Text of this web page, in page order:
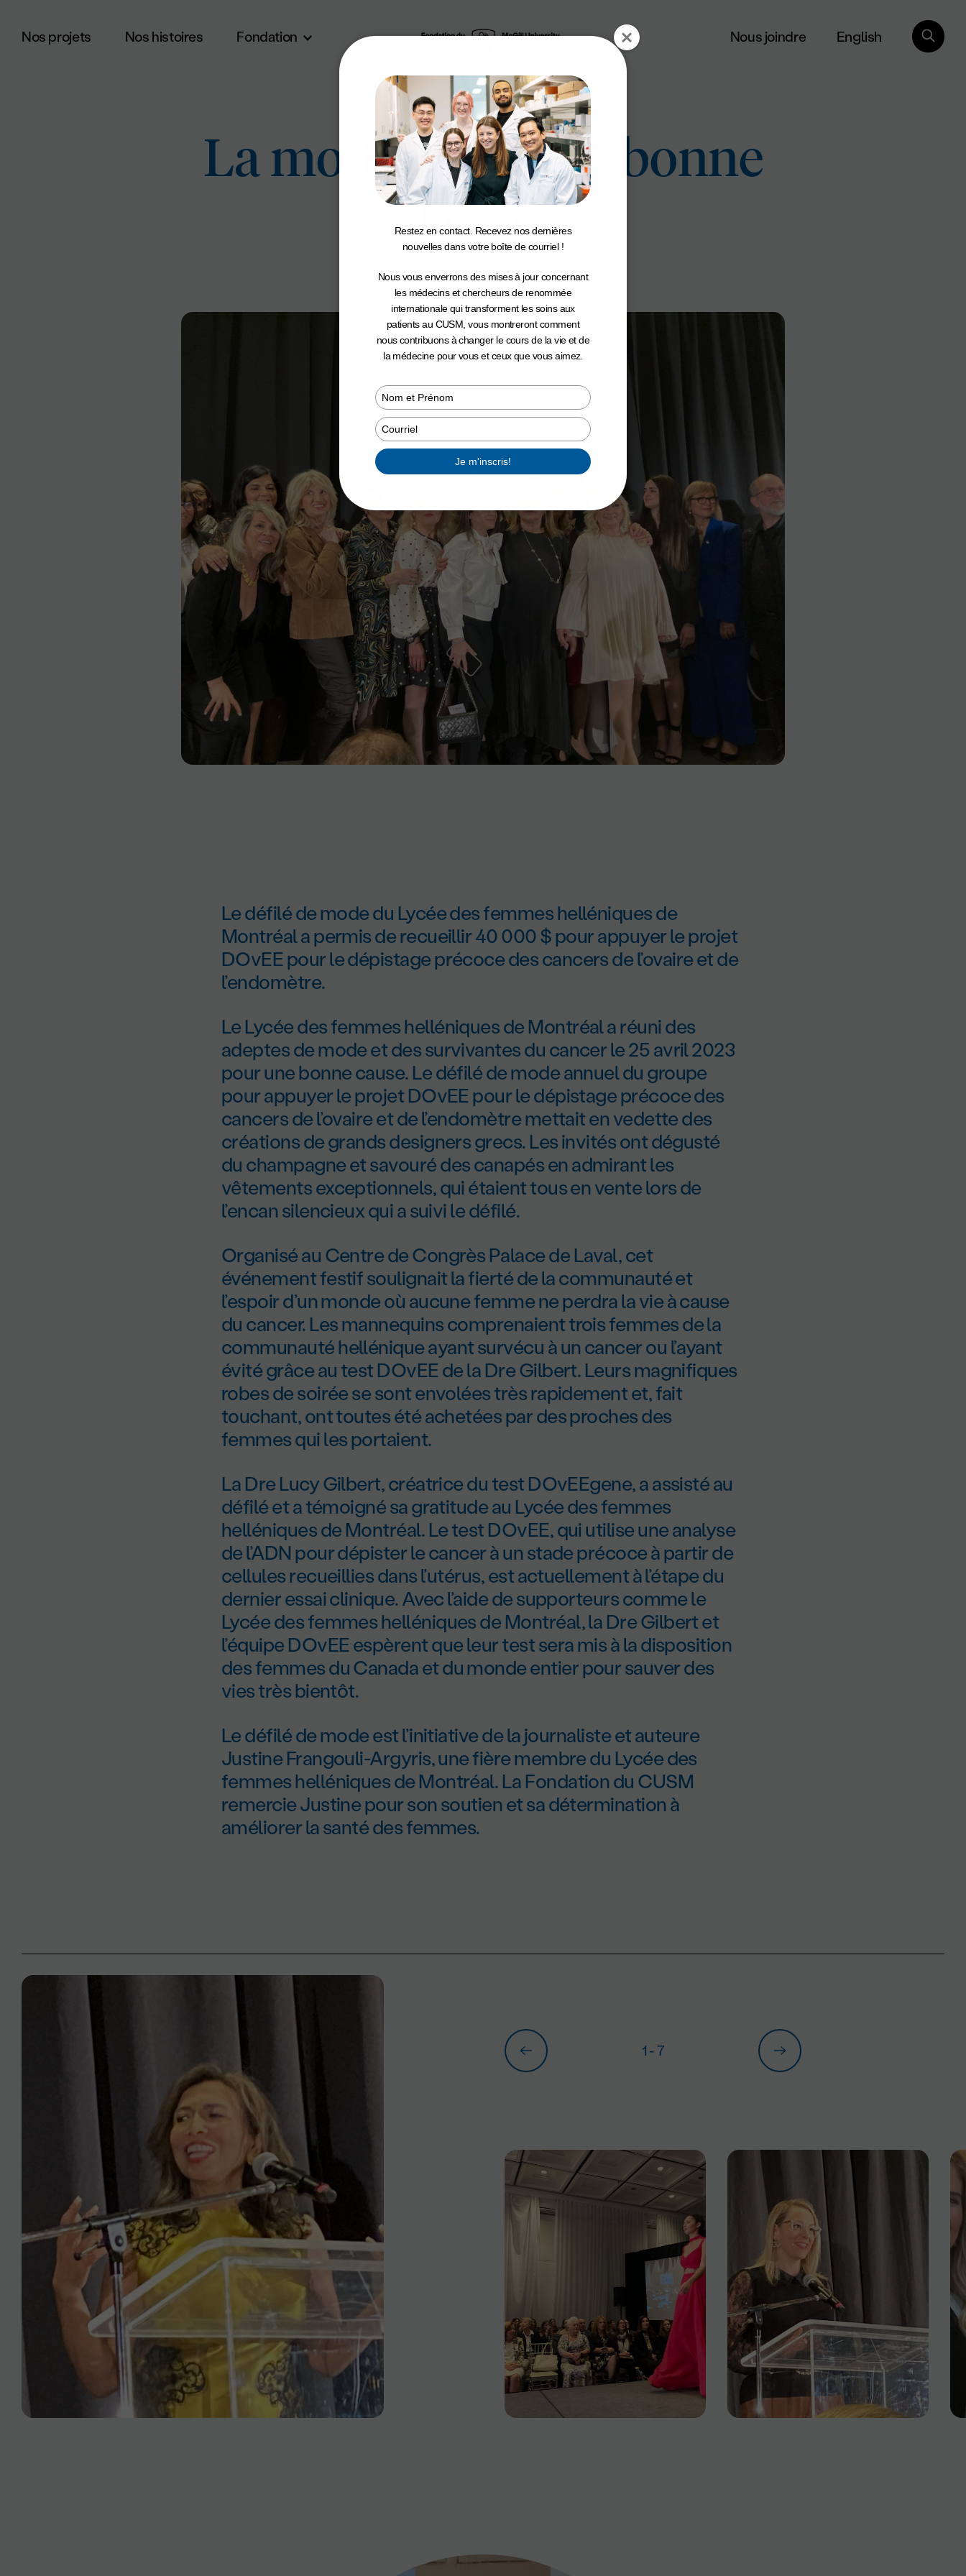
Aller au contenu principal
Nos projets Nos histoires Fondation Nous joindre English
La mode pour une bonne
cause
Le défilé de mode du Lycée des femmes helléniques de
Montréal a permis de recueillir 40 000 $ pour appuyer le projet
DOvEE pour le dépistage précoce des cancers de l’ovaire et de
l’endomètre.
Le Lycée des femmes helléniques de Montréal a réuni des
adeptes de mode et des survivantes du cancer le 25 avril 2023
pour une bonne cause. Le défilé de mode annuel du groupe
pour appuyer le projet DOvEE pour le dépistage précoce des
cancers de l’ovaire et de l’endomètre mettait en vedette des
créations de grands designers grecs. Les invités ont dégusté
du champagne et savouré des canapés en admirant les
vêtements exceptionnels, qui étaient tous en vente lors de
l’encan silencieux qui a suivi le défilé.
Organisé au Centre de Congrès Palace de Laval, cet
événement festif soulignait la fierté de la communauté et
l’espoir d’un monde où aucune femme ne perdra la vie à cause
du cancer. Les mannequins comprenaient trois femmes de la
communauté hellénique ayant survécu à un cancer ou l’ayant
évité grâce au test DOvEE de la Dre Gilbert. Leurs magnifiques
robes de soirée se sont envolées très rapidement et, fait
touchant, ont toutes été achetées par des proches des
femmes qui les portaient.
La Dre Lucy Gilbert, créatrice du test DOvEEgene, a assisté au
défilé et a témoigné sa gratitude au Lycée des femmes
helléniques de Montréal. Le test DOvEE, qui utilise une analyse
de l’ADN pour dépister le cancer à un stade précoce à partir de
cellules recueillies dans l’utérus, est actuellement à l’étape du
dernier essai clinique. Avec l’aide de supporteurs comme le
Lycée des femmes helléniques de Montréal, la Dre Gilbert et
l’équipe DOvEE espèrent que leur test sera mis à la disposition
des femmes du Canada et du monde entier pour sauver des
vies très bientôt.
Le défilé de mode est l’initiative de la journaliste et auteure
Justine Frangouli-Argyris, une fière membre du Lycée des
femmes helléniques de Montréal. La Fondation du CUSM
remercie Justine pour son soutien et sa détermination à
améliorer la santé des femmes.
1 - 7
Restez en contact. Recevez nos dernières
nouvelles dans votre boîte de courriel !
Nous vous enverrons des mises à jour concernant
les médecins et chercheurs de renommée
internationale qui transforment les soins aux
patients au CUSM, vous montreront comment
nous contribuons à changer le cours de la vie et de
la médecine pour vous et ceux que vous aimez.
your
your
email
Je m'inscris!